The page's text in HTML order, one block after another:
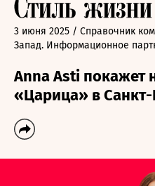
3 июня 2025 / Справочник
Запад. Информационное
Anna Asti покажет
«Царица» в Санкт-